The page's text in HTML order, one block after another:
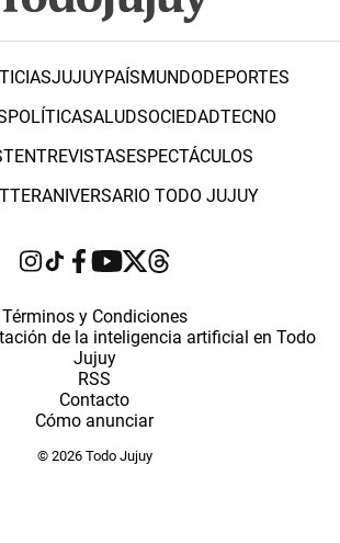
JUJUYPAÍSMUNDODEPORTES
POLÍTICASALUDSOCIEDADTECNO
ENTREVISTASESPECTÁCULOS
ANIVERSARIO TODO JUJUY
Términos y Condiciones
de la inteligencia artificial en Todo
Jujuy
RSS
Contacto
Cómo anunciar
© 2026 Todo Jujuy